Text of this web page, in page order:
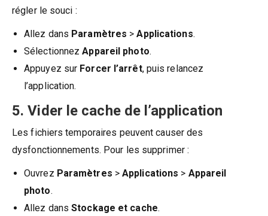
régler le souci :
Allez dans Paramètres >Applications.
SélectionnezAppareil photo.
Appuyez sur Forcer l’arrêt, puis relancez
l’application.
5. Vider le cache de l’application
Les fichiers temporaires peuvent causer des
dysfonctionnements. Pour les supprimer :
Ouvrez Paramètres >Applications > Appareil
photo.
Allez dansStockage et cache.